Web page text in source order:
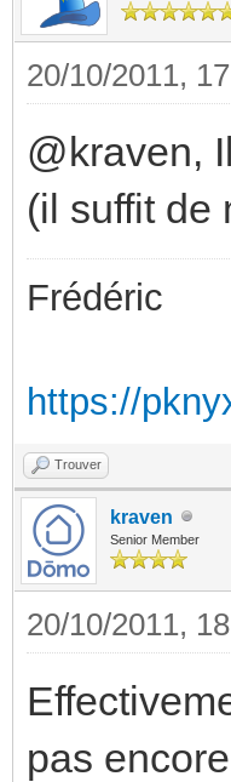
20/10/2011,
@kraven,
(il suffit de
Frédéric
https://
Trouver
kraven
Senior Member
20/10/2011,
pas